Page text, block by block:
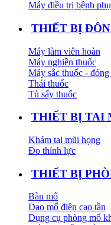
Máy điều trị bệnh
THIẾT BỊ
Máy làm viên hoàn
Máy nghiền thuốc
Máy sắc thuốc - đóng
Thái thuốc
Tủ sấy thuốc
THIẾT BỊ TAI
Khám tai mũi họng
Đo thính lực
THIẾT BỊ
Bàn mổ
Dao mổ điện cao tần
Dụng cụ phòng mổ